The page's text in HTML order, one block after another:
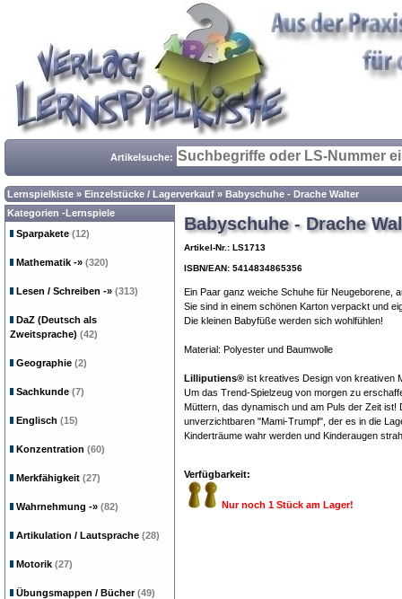
Artikelsuche:
Lernspielkiste » Einzelstücke / Lagerverkauf » Babyschuhe - Drache Walter
Babyschuhe - Drache
Artikel-Nr.: LS1713
ISBN/EAN: 5414834865356
Ein Paar ganz weiche Schuhe für Neugeborene,
Sie sind in einem schönen Karton verpackt und
Die kleinen Babyfüße werden sich wohlfühlen!
Material: Polyester und Baumwolle
Lilliputiens® ist kreatives Design von kreativen
Um das Trend-Spielzeug von morgen zu
Müttern, das dynamisch und am Puls der Zeit
unverzichtbaren "Mami-Trumpf", der es in die
Kinderträume wahr werden und Kinderaugen
Verfügbarkeit:
Nur noch 1 Stück am Lager!
Kategorien -Lernspiele
Sparpakete (12)
Mathematik -» (320)
Lesen / Schreiben -» (313)
DaZ (Deutsch als
Zweitsprache) (42)
Geographie (2)
Sachkunde (7)
Englisch (15)
Konzentration (60)
Merkfähigkeit (27)
Wahrnehmung -» (82)
Artikulation / Lautsprache (28)
Motorik (27)
Übungsmappen / Bücher(49)